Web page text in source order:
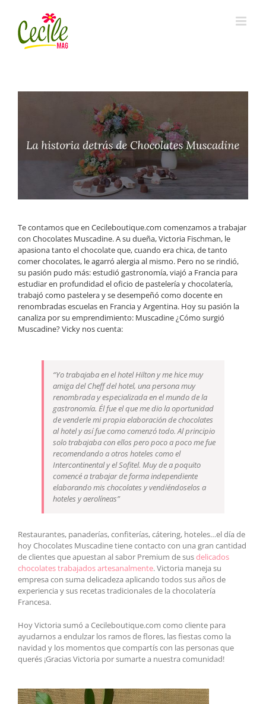
content
Te contamos que en Cecileboutique.com comenzamos a trabajar
con Chocolates Muscadine. A su dueña, Victoria Fischman, le
apasiona tanto el chocolate que, cuando era chica, de tanto
comer chocolates, le agarró alergia al mismo. Pero no se rindió,
su pasión pudo más: estudió gastronomía, viajó a Francia para
estudiar en profundidad el oficio de pastelería y chocolatería,
trabajó como pastelera y se desempeñó como docente en
renombradas escuelas en Francia y Argentina. Hoy su pasión la
canaliza por su emprendimiento: Muscadine ¿Cómo surgió
Muscadine? Vicky nos cuenta:
“Yo trabajaba en el hotel Hilton y me hice muy
amiga del Cheff del hotel, una persona muy
renombrada y especializada en el mundo de la
gastronomía. Él fue el que me dio la oportunidad
de venderle mi propia elaboración de chocolates
al hotel y así fue como comenzó todo. Al principio
solo trabajaba con ellos pero poco a poco me fue
recomendando a otros hoteles como el
Intercontinental y el Sofitel. Muy de a poquito
comencé a trabajar de forma independiente
elaborando mis chocolates y vendiéndoselos a
hoteles y aerolíneas”
Restaurantes, panaderías, confiterías, cátering, hoteles…el día de
hoy Chocolates Muscadine tiene contacto con una gran cantidad
de clientes que apuestan al sabor Premium de susdelicados
chocolates trabajados artesanalmente. Victoria maneja su
empresa con suma delicadeza aplicando todos sus años de
experiencia y sus recetas tradicionales de la chocolatería
Francesa.
Hoy Victoria sumó a Cecileboutique.com como cliente para
ayudarnos a endulzar los ramos de flores, las fiestas como la
navidad y los momentos que compartís con las personas que
querés ¡Gracias Victoria por sumarte a nuestra comunidad!